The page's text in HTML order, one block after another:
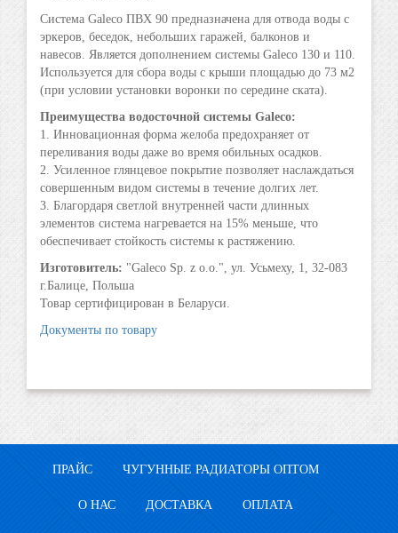
Система Galeco ПВХ 90 предназначена для отвода воды с
эркеров, беседок, небольших гаражей, балконов и
навесов. Является дополнением системы Galeco 130 и 110.
Используется для сбора воды с крыши площадью до 73 м2
(при условии установки воронки по середине ската).
Преимущества водосточной системы Galeco:
1. Инновационная форма желоба предохраняет от
переливания воды даже во время обильных осадков.
2. Усиленное глянцевое покрытие позволяет наслаждаться
совершенным видом системы в течение долгих лет.
3. Благордаря светлой внутренней части длинных
элементов система нагревается на 15% меньше, что
обеспечивает стойкость системы к растяжению.
Изготовитель: "Galeco Sp. z o.o.", ул. Усьмеху, 1, 32-083
г.Балице, Польша
Товар сертифицирован в Беларуси.
Документы по товару
ПРАЙС ЧУГУННЫЕ РАДИАТОРЫ ОПТОМ
О НАС ДОСТАВКА ОПЛАТА